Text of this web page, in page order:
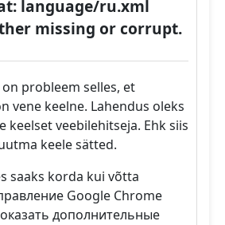
language/ru.xml
missing or corrupt.
probleem selles, et
vene keelne. Lahendus oleks
keelset veebilehitseja. Ehk siis
keele sätted.
saaks korda kui võtta
Google Chrome
дополнительные